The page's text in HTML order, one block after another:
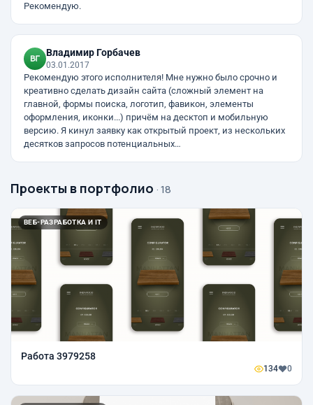
Рекомендую.
Владимир Горбачев
03.01.2017
Рекомендую этого исполнителя! Мне нужно было срочно и
креативно сделать дизайн сайта (сложный элемент на
главной, формы поиска, логотип, фавикон, элементы
оформления, иконки...) причём на десктоп и мобильную
версию. Я кинул заявку как открытый проект, из нескольких
десятков запросов потенциальных…
Проекты в портфолио · 18
ВЕБ-РАЗРАБОТКА И IT
Работа 3979258
134 0